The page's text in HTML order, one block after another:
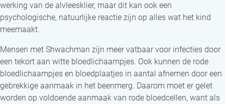
werking van de alvleesklier, maar dit kan ook een
psychologische, natuurlijke reactie zijn op alles wat het kind
meemaakt.
Mensen met Shwachman zijn meer vatbaar voor infecties door
een tekort aan witte bloedlichaampjes. Ook kunnen de rode
bloedlichaampjes en bloedplaatjes in aantal afnemen door een
gebrekkige aanmaak in het beenmerg. Daarom moet er gelet
worden op voldoende aanmaak van rode bloedcellen, want als